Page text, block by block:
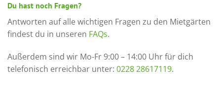
Du hast noch Fragen?
Antworten auf alle wichtigen Fragen zu den Mietgärten
findest du in unseren FAQs.
Außerdem sind wir Mo-Fr 9:00 – 14:00 Uhr für dich
telefonisch erreichbar unter: 0228 28617119.